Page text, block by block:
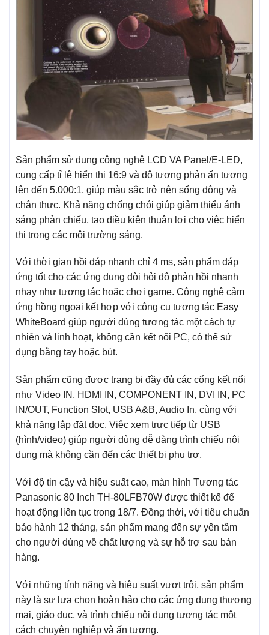
Sản phẩm sử dụng công nghệ LCD VA Panel/E-LED,
cung cấp tỉ lệ hiển thị 16:9 và độ tương phản ấn tượng
lên đến 5.000:1, giúp màu sắc trở nên sống động và
chân thực. Khả năng chống chói giúp giảm thiểu ánh
sáng phản chiếu, tạo điều kiện thuận lợi cho việc hiển
thị trong các môi trường sáng.
Với thời gian hồi đáp nhanh chỉ 4 ms, sản phẩm đáp
ứng tốt cho các ứng dụng đòi hỏi độ phản hồi nhanh
nhạy như tương tác hoặc chơi game. Công nghệ cảm
ứng hồng ngoại kết hợp với công cụ tương tác Easy
WhiteBoard giúp người dùng tương tác một cách tự
nhiên và linh hoạt, không cần kết nối PC, có thể sử
dụng bằng tay hoặc bút.
Sản phẩm cũng được trang bị đầy đủ các cổng kết nối
như Video IN, HDMI IN, COMPONENT IN, DVI IN, PC
IN/OUT, Function Slot, USB A&B, Audio In, cùng với
khả năng lắp đặt dọc. Việc xem trực tiếp từ USB
(hình/video) giúp người dùng dễ dàng trình chiếu nội
dung mà không cần đến các thiết bị phụ trợ.
Với độ tin cậy và hiệu suất cao, màn hình Tương tác
Panasonic 80 Inch TH-80LFB70W được thiết kế để
hoạt động liên tục trong 18/7. Đồng thời, với tiêu chuẩn
bảo hành 12 tháng, sản phẩm mang đến sự yên tâm
cho người dùng về chất lượng và sự hỗ trợ sau bán
hàng.
Với những tính năng và hiệu suất vượt trội, sản phẩm
này là sự lựa chọn hoàn hảo cho các ứng dụng thương
mại, giáo dục, và trình chiếu nội dung tương tác một
cách chuyên nghiệp và ấn tượng.